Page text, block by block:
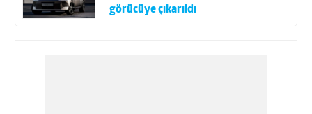
görücüye çıkarıldı